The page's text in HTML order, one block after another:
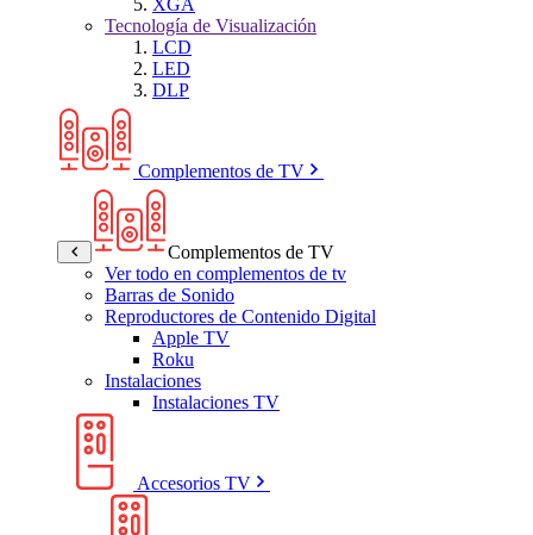
Tecnología de Visualización
LCD
LED
DLP
Complementos de TV
Complementos de TV
Ver todo en complementos de tv
Barras de Sonido
Reproductores de Contenido Digital
Apple TV
Roku
Instalaciones
Instalaciones TV
Accesorios TV